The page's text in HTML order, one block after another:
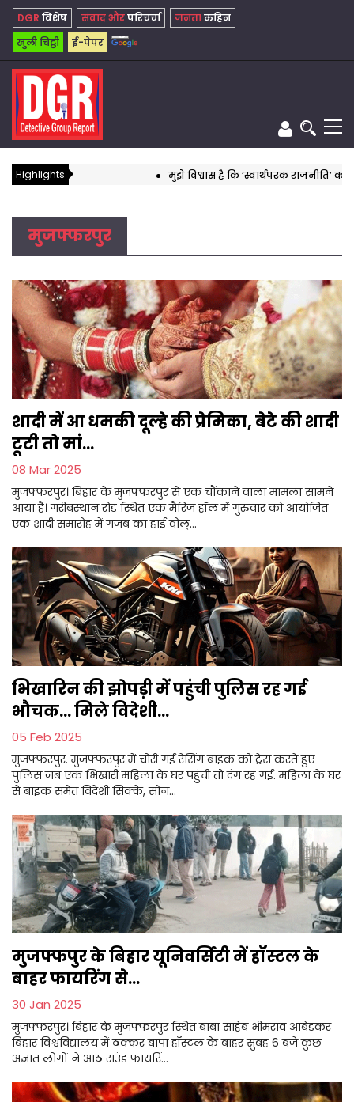
DGR विशेष संवाद औरपरिचर्चा जनताकहिन
खुली चिट्ठी
ई-पेपर
Highlights मुझे विश्वास है कि ‘स्वार्थपरक राजनीति’ का
मुजफ्फरपुर
शादी में आ धमकी दूल्हे की प्रेमिका, बेटे की शादी
टूटी तो मां...
08 Mar 2025
मुजफ्फरपुर। बिहार के मुजफ्फरपुर से एक चौंकाने वाला मामला सामने
आया है। गरीबस्थान रोड स्थित एक मैरिज हॉल में गुरुवार को आयोजित
एक शादी समारोह में गजब का हाई वोल्...
भिखारिन की झोपड़ी में पहुंची पुलिस रह गई
भौचक... मिले विदेशी...
05 Feb 2025
मुजफ्फरपुर. मुजफ्फरपुर में चोरी गई रेसिंग बाइक को ट्रेस करते हुए
पुलिस जब एक भिखारी महिला के घर पहुंची तो दंग रह गई. महिला के घर
से बाइक समेत विदेशी सिक्के, सोन...
मुजफ्फपुर के बिहार यूनिवर्सिटी में हॉस्टल के
बाहर फायरिंग से...
30 Jan 2025
मुजफ्फरपुर। बिहार के मुजफ्फरपुर स्थित बाबा साहेब भीमराव आंबेडकर
बिहार विश्वविद्यालय में ठक्कर बापा हॉस्टल के बाहर सुबह 6 बजे कुछ
अज्ञात लोगों ने आठ राउंड फायरिं...